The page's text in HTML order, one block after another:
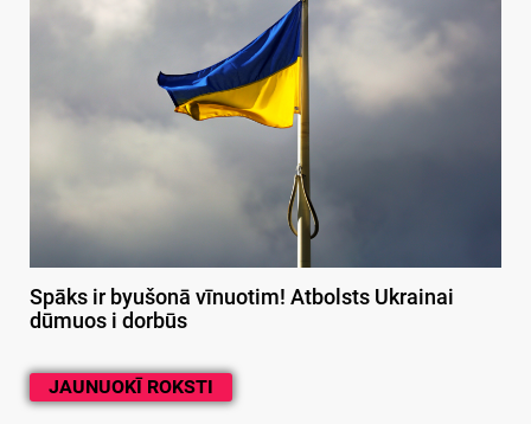
Spāks ir byušonā vīnuotim! Atbolsts Ukrainai
dūmuos i dorbūs
JAUNUOKĪ ROKSTI